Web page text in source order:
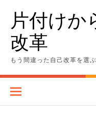
content片付けか
改革
もう間違った自己改革を選